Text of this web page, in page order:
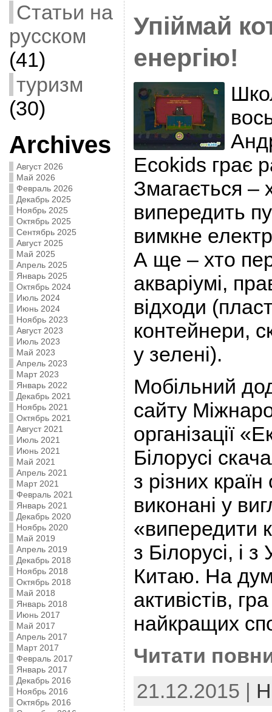
Статьи на
русском
(41)
туризм
(30)
Archives
Август 2026
Май 2026
Февраль 2026
Декабрь 2025
Ноябрь 2025
Октябрь 2025
Сентябрь 2025
Август 2025
Май 2025
Апрель 2025
Январь 2025
Октябрь 2024
Июль 2024
Июнь 2024
Ноябрь 2023
Август 2023
Июль 2023
Май 2023
Апрель 2023
Март 2023
Январь 2022
Декабрь 2021
Ноябрь 2021
Октябрь 2021
Август 2021
Июль 2021
Июнь 2021
Май 2021
Апрель 2021
Март 2021
Февраль 2021
Январь 2021
Декабрь 2020
Ноябрь 2020
Май 2019
Апрель 2019
Декабрь 2018
Ноябрь 2018
Октябрь 2018
Май 2018
Январь 2018
Июнь 2017
Май 2017
Апрель 2017
Март 2017
Февраль 2017
Январь 2017
Декабрь 2016
Ноябрь 2016
Октябрь 2016
Упіймай
енергію!
Ecokids грає
Змагається
випередить
вимкне
А ще – хто
акваріумі,
відходи
контейнери,
у зелені).
Мобільний
сайту
організації
Білорусі
з різних країн
виконані у
«випередити
з Білорусі, і з
Китаю. На
активістів,
найкращих
Читати
21.12.2015 |